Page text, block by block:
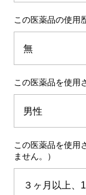
この医薬品の使用
この医薬品を使用
この医薬品を使用
ません。）